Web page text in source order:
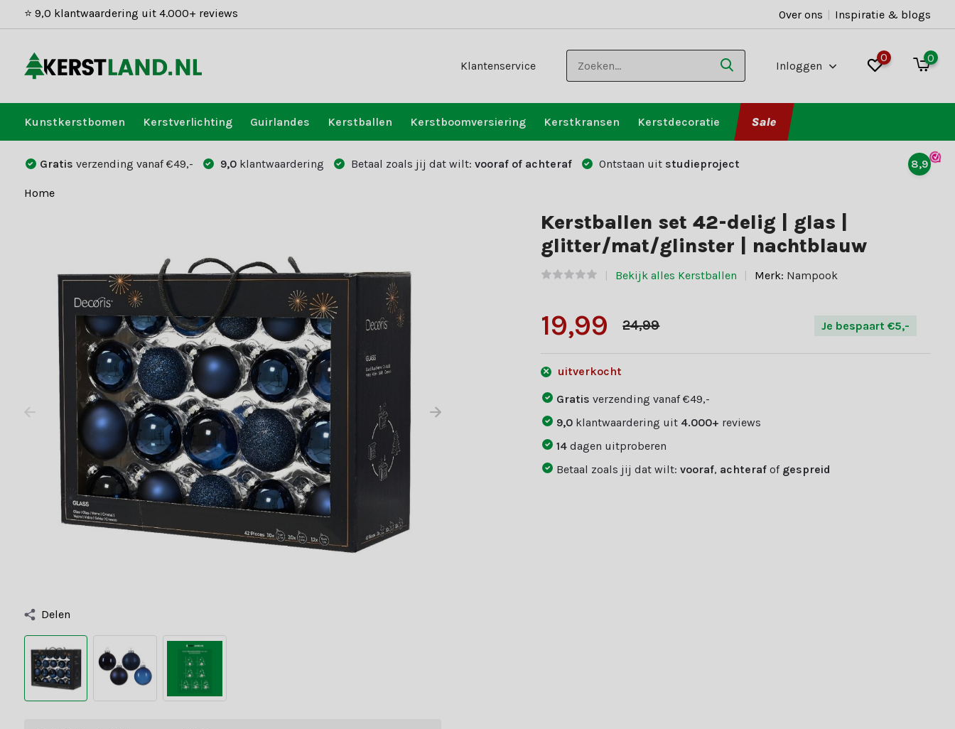
⭐ 9,0 klantwaardering uit 4.000+ reviews Over ons | Inspiratie & blogs
Klantenservice Inloggen
0 0
Kunstkerstbomen Kerstverlichting Guirlandes Kerstballen Kerstboomversiering Kerstkransen Kerstdecoratie Sale
Gratis verzending vanaf €49,- 9,0 klantwaardering Betaal zoals jij dat wilt: vooraf of achteraf Ontstaan uit studieproject 8,9
Home
Delen
Kerstballen set 42-delig | glas |
glitter/mat/glinster | nachtblauw
Bekijk alles Kerstballen Merk: Nampook
19,99 24,99 Je bespaart €5,-
uitverkocht
Gratisverzending vanaf €49,-
9,0 klantwaardering uit 4.000+ reviews
14dagen uitproberen
Betaal zoals jij dat wilt:vooraf, achteraf of gespreid